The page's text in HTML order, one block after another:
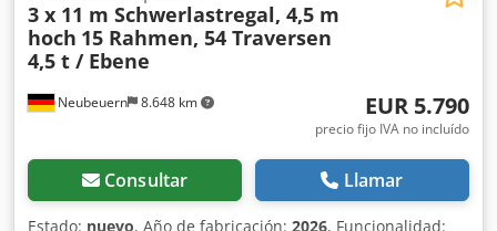
Neubeuern 8.648 km
3 x 11 m Schwerlastregal, 4,5 m
hoch 15 Rahmen, 54 Traversen
4,5 t / Ebene
EUR 5.790
precio fijo IVA no incluído
Consultar Llamar
Estado: nuevo, Año de fabricación: 2026, Funcionalidad: